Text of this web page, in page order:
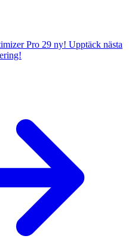
Pro 29 ny! Upptäck nästa